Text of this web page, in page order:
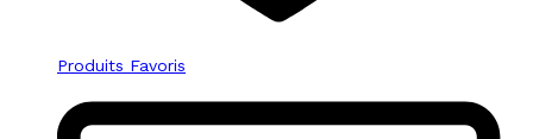
Produits Favoris